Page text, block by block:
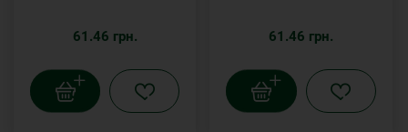
61.46 грн. 61.46 грн.